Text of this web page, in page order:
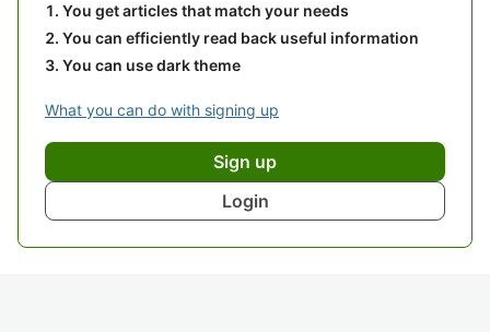
You get articles that match your needs
You can efficiently read back useful information
You can use dark theme
What you can do with signing up
Sign up
Login